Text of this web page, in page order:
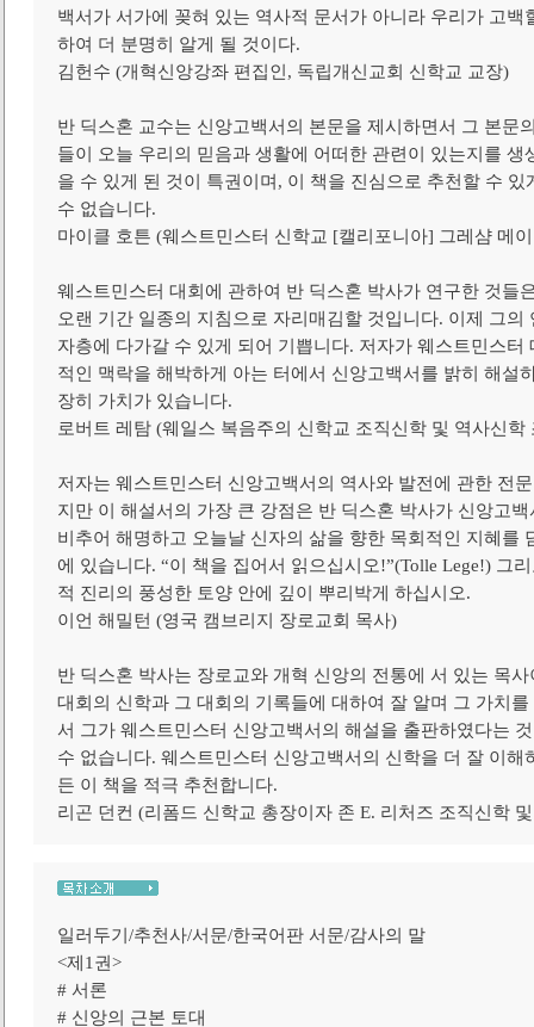
백서가 서가에 꽂혀 있는 역사적 문서가 아니라 우리가 고백
하여 더 분명히 알게 될 것이다.
김헌수 (개혁신앙강좌 편집인, 독립개신교회 신학교 교장)
반 딕스혼 교수는 신앙고백서의 본문을 제시하면서 그 본문
들이 오늘 우리의 믿음과 생활에 어떠한 관련이 있는지를 생
을 수 있게 된 것이 특권이며, 이 책을 진심으로 추천할 수
수 없습니다.
마이클 호튼 (웨스트민스터 신학교 [캘리포니아] 그레샴 메
웨스트민스터 대회에 관하여 반 딕스혼 박사가 연구한 것들
오랜 기간 일종의 지침으로 자리매김할 것입니다. 이제 그의
자층에 다가갈 수 있게 되어 기쁩니다. 저자가 웨스트민스터
적인 맥락을 해박하게 아는 터에서 신앙고백서를 밝히 해설
장히 가치가 있습니다.
로버트 레탐 (웨일스 복음주의 신학교 조직신학 및 역사신학
저자는 웨스트민스터 신앙고백서의 역사와 발전에 관한 전
지만 이 해설서의 가장 큰 강점은 반 딕스혼 박사가 신앙고
비추어 해명하고 오늘날 신자의 삶을 향한 목회적인 지혜를
에 있습니다. “이 책을 집어서 읽으십시오!”(Tolle Lege!) 그
적 진리의 풍성한 토양 안에 깊이 뿌리박게 하십시오.
이언 해밀턴 (영국 캠브리지 장로교회 목사)
반 딕스혼 박사는 장로교와 개혁 신앙의 전통에 서 있는 목
대회의 신학과 그 대회의 기록들에 대하여 잘 알며 그 가치
서 그가 웨스트민스터 신앙고백서의 해설을 출판하였다는
수 없습니다. 웨스트민스터 신앙고백서의 신학을 더 잘 이해
든 이 책을 적극 추천합니다.
리곤 던컨 (리폼드 신학교 총장이자 존 E. 리처즈 조직신학
일러두기/추천사/서문/한국어판 서문/감사의 말
<제1권>
# 서론
# 신앙의 근본 토대